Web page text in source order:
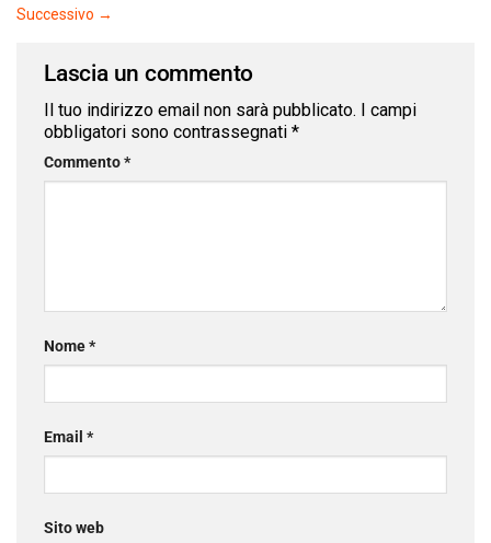
Successivo →
Lascia un commento
Il tuo indirizzo email non sarà pubblicato.
I campi
obbligatori sono contrassegnati *
Commento*
Nome*
Email*
Sito web